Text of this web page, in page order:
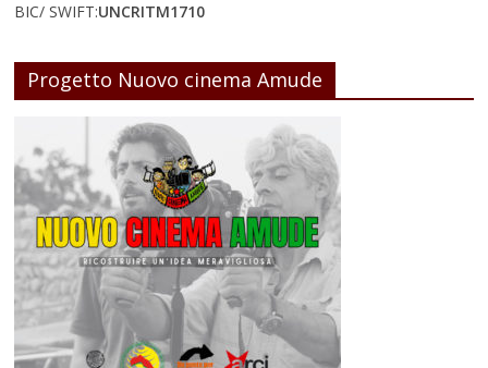
BIC/ SWIFT:UNCRITM1710
Progetto Nuovo cinema Amude